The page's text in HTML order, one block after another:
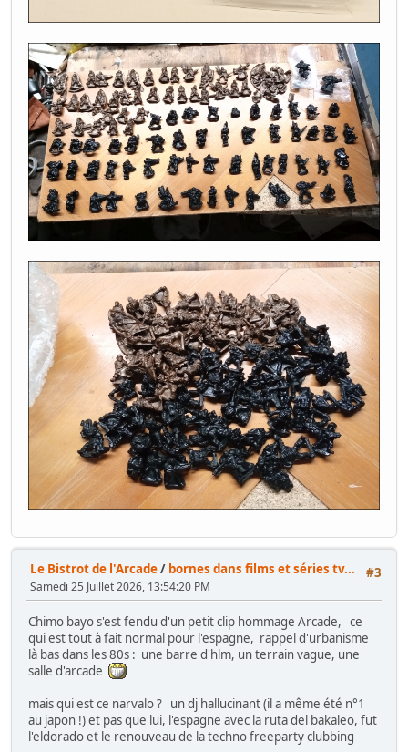
#3
Le Bistrot de l'Arcade/ bornes dans films et séries tv...
Samedi 25 Juillet 2026, 13:54:20 PM
Chimo bayo s'est fendu d'un petit clip hommage Arcade, ce
qui est tout à fait normal pour l'espagne, rappel d'urbanisme
là bas dans les 80s : une barre d'hlm, un terrain vague, une
salle d'arcade
mais qui est ce narvalo ? un dj hallucinant (il a même été n°1
au japon !) et pas que lui, l'espagne avec la ruta del bakaleo, fut
l'eldorado et le renouveau de la techno freeparty clubbing